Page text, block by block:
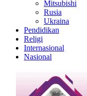
Mitsubishi
Rusia
Ukraina
Pendidikan
Religi
Internasional
Nasional